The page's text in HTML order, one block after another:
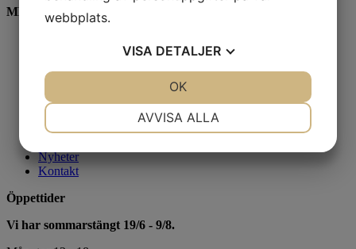
MENY
Utställningar
Inbjudan
Integritetspolicy
Cookies
Nyheter
Kontakt
Öppettider
Vi har sommarstängt 19/6 - 9/8.
webbplats.
VISA DETALJER
MARKNADSFÖRING
AVVISA ALLA
OK